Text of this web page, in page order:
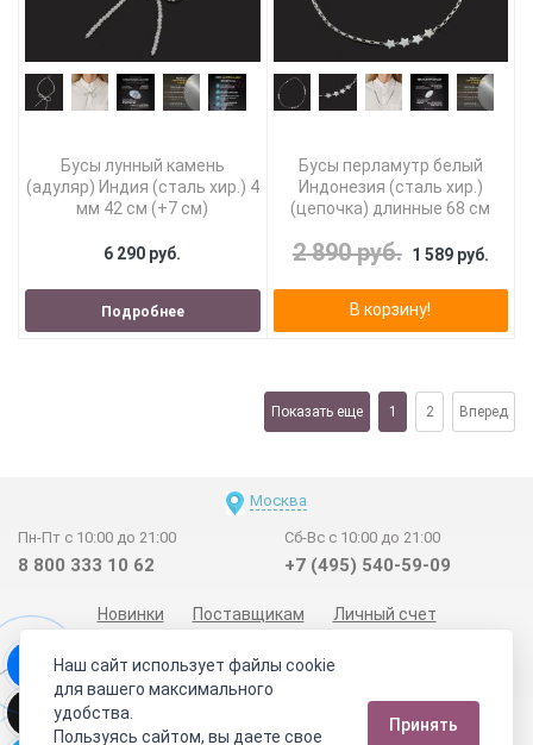
Бусы лунный камень
(адуляр) Индия (сталь хир.) 4
мм 42 см (+7 см)
6 290 руб.
Подробнее
Бусы перламутр белый
Индонезия (сталь хир.)
(цепочка) длинные 68 см
2 890 руб. 1 589 руб.
В корзину!
Показать еще 1 2 Вперед
Москва
Пн-Пт с 10:00 до 21:00
8 800 333 10 62
Сб-Вс с 10:00 до 21:00
+7 (495) 540-59-09
Новинки Поставщикам
Личный счет
Отзывы покупателей
Сертификаты
Обратная связь
СОУТ
Телеграм
Наш сайт использует файлы cookie
для вашего максимального
удобства.
Пользуясь сайтом, вы даете свое
Принять